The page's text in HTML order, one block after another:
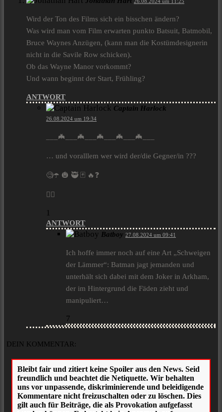
Wird der Ton des Films sich ein bisschen ändern?
Was wird man vom Film erwarten punkto Batsuit, Batmobil,
Bruce Waynes Anzügen, (kann man die Kostümdesignerin
nicht in die Savile Row schicken).
Ob das Wayne Manor vorkommt?
Und wann beginnt der Start, Frühling?
ANTWORT
Captain Harlock
26.08.2024 um 19:34
___🦇___🦇___🦇___🦇___🦇___
… und voralllem wer wird der/die Gegner/in ???
🧐☂️ 🎃 🥷 🃏 🔥❓
🏴‍☠️
1
ANTWORT
Batboy 27.08.2024 um 09:41
Ich hoffe immer noch auf eine Art „Schweigen
der Lämmer“: Batman jagt jemanden und
unterhält sich dabei mit dem Joker in Arkham,
der im Hintergrund die Fäden zieht und
manipuliert…
7
DEIN KOMMENTAR: